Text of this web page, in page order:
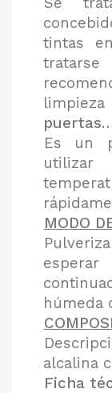
tintas
tratarse
limpieza
puertas
Es un
MODO
húmeda
alcalina
Ficha